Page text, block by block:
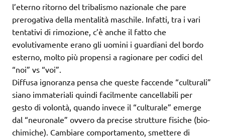
l’eterno ritorno del tribalismo nazionale che pare
prerogativa della mentalità maschile. Infatti, tra i vari
tentativi di rimozione, c’è anche il fatto che
evolutivamente erano gli uomini i guardiani del bordo
esterno, molto più propensi a ragionare per codici del
“noi” vs “voi”.
Diffusa ignoranza pensa che queste faccende “culturali”
siano immateriali quindi facilmente cancellabili per
gesto di volontà, quando invece il “culturale” emerge
dal “neuronale” ovvero da precise strutture fisiche (bio-
chimiche). Cambiare comportamento, smettere di